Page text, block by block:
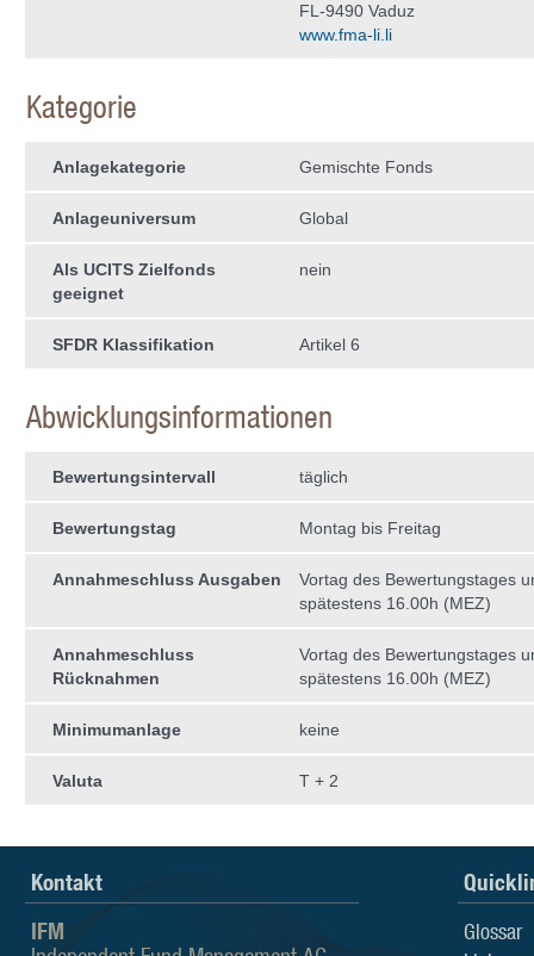
FL-9490 Vaduz
www.fma-li.li
Kategorie
Anlagekategorie Gemischte Fonds
Anlageuniversum Global
Als UCITS Zielfonds
geeignet
nein
SFDR Klassifikation Artikel 6
Abwicklungsinformationen
Bewertungsintervall täglich
Bewertungstag Montag bis Freitag
Annahmeschluss Ausgaben
Vortag des Bewertungstages
spätestens 16.00h (MEZ)
Annahmeschluss
Rücknahmen
Vortag des Bewertungstages
spätestens 16.00h (MEZ)
Minimumanlage keine
Valuta T + 2
Kontakt
IFM
Glossar